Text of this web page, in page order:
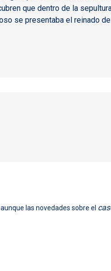
que dentro de la
se presentaba el reinado
las novedades sobre el